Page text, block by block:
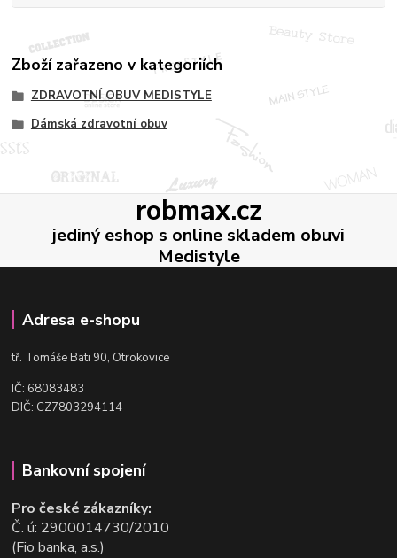
Zboží zařazeno v kategoriích
ZDRAVOTNÍ OBUV MEDISTYLE
Dámská zdravotní obuv
robmax.cz
jediný eshop s online skladem obuvi
Medistyle
Adresa e-shopu
tř. Tomáše Bati 90, Otrokovice
IČ: 68083483
DIČ: CZ7803294114
Bankovní spojení
Pro české zákazníky:
Č. ú: 2900014730/2010
(Fio banka, a.s.)